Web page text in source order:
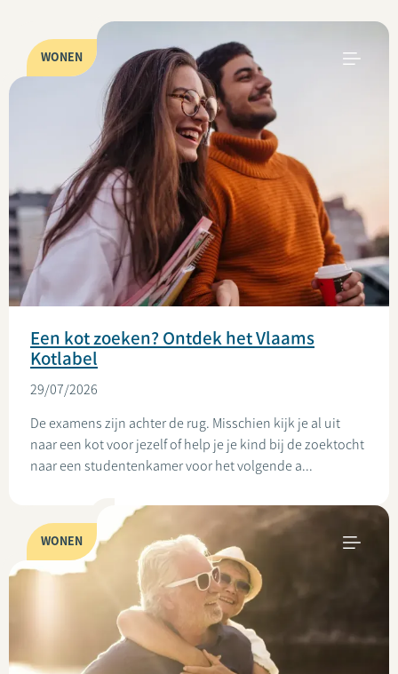
WONEN
Een kot zoeken? Ontdek het Vlaams
Kotlabel
29/07/2026
De examens zijn achter de rug. Misschien kijk je al uit
naar een kot voor jezelf of help je je kind bij de zoektocht
naar een studentenkamer voor het volgende a...
WONEN